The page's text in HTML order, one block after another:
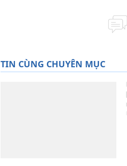
TIN CÙNG CHUYÊN MỤC